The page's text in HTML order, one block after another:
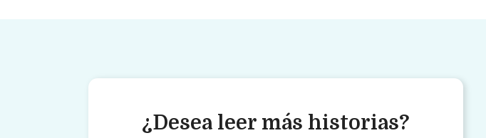
¿Desea leer más historias?